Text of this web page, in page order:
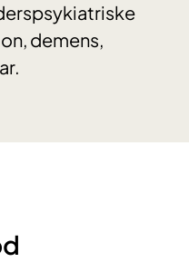
demens,